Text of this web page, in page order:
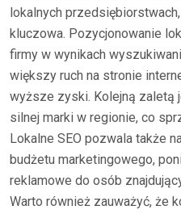
lokalnych
kluczowa. Pozycjonowanie
firmy w wynikach
większy ruch na stronie
wyższe zyski. Kolejną zaletą
silnej marki w regionie, co
Lokalne SEO pozwala także
budżetu marketingowego,
reklamowe do osób
Warto również zauważyć, że